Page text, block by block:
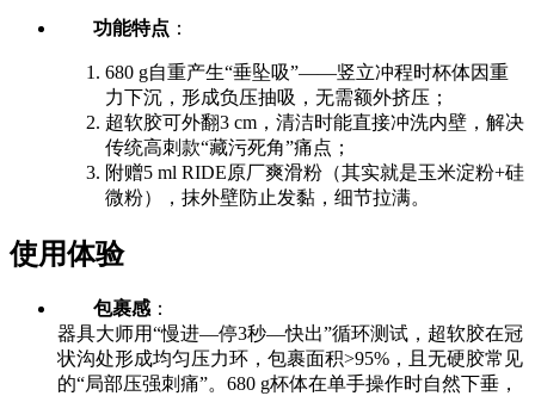
功能特点 ：
680 g自重产生“垂坠吸”——竖立冲程时杯体因重
力下沉，形成负压抽吸，无需额外挤压；
超软胶可外翻3 cm，清洁时能直接冲洗内壁，解决
传统高刺款“藏污死角”痛点；
附赠5 ml RIDE原厂爽滑粉（其实就是玉米淀粉+硅
微粉），抹外壁防止发黏，细节拉满。
使用体验
包裹感 ：
器具大师用“慢进—停3秒—快出”循环测试，超软胶在冠
状沟处形成均匀压力环，包裹面积>95%，且无硬胶常见
的“局部压强刺痛”。680 g杯体在单手操作时自然下垂，